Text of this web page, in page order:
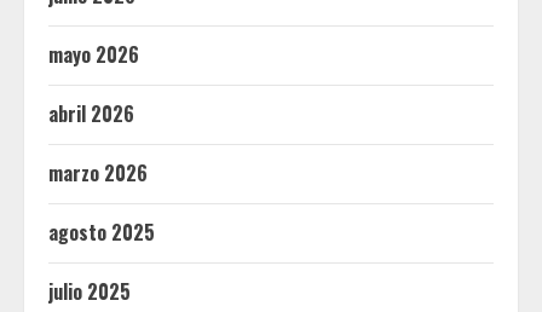
mayo 2026
abril 2026
marzo 2026
agosto 2025
julio 2025